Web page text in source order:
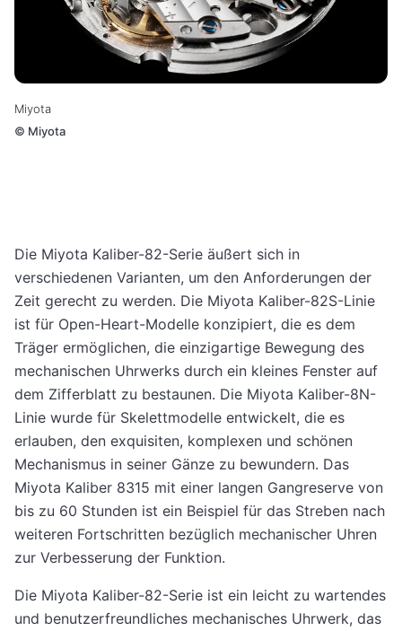
Miyota
© Miyota
Die Miyota Kaliber-82-Serie äußert sich in
verschiedenen Varianten, um den Anforderungen der
Zeit gerecht zu werden. Die Miyota Kaliber-82S-Linie
ist für Open-Heart-Modelle konzipiert, die es dem
Träger ermöglichen, die einzigartige Bewegung des
mechanischen Uhrwerks durch ein kleines Fenster auf
dem Zifferblatt zu bestaunen. Die Miyota Kaliber-8N-
Linie wurde für Skelettmodelle entwickelt, die es
erlauben, den exquisiten, komplexen und schönen
Mechanismus in seiner Gänze zu bewundern. Das
Miyota Kaliber 8315 mit einer langen Gangreserve von
bis zu 60 Stunden ist ein Beispiel für das Streben nach
weiteren Fortschritten bezüglich mechanischer Uhren
zur Verbesserung der Funktion.
Die Miyota Kaliber-82-Serie ist ein leicht zu wartendes
und benutzerfreundliches mechanisches Uhrwerk, das